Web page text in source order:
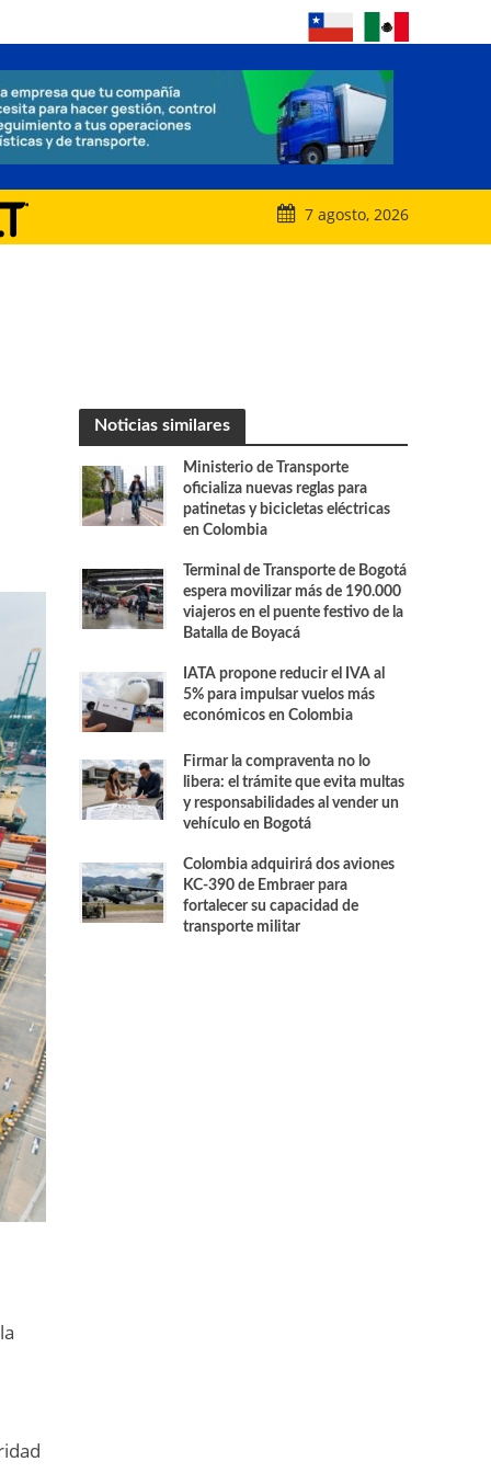
7 agosto, 2026
Noticias similares
Ministerio de Transporte
oficializa nuevas reglas para
patinetas y bicicletas eléctricas
en Colombia
Terminal de Transporte de Bogotá
espera movilizar más de 190.000
viajeros en el puente festivo de la
Batalla de Boyacá
IATA propone reducir el IVA al
5% para impulsar vuelos más
económicos en Colombia
Firmar la compraventa no lo
libera: el trámite que evita multas
y responsabilidades al vender un
vehículo en Bogotá
Colombia adquirirá dos aviones
KC-390 de Embraer para
fortalecer su capacidad de
transporte militar